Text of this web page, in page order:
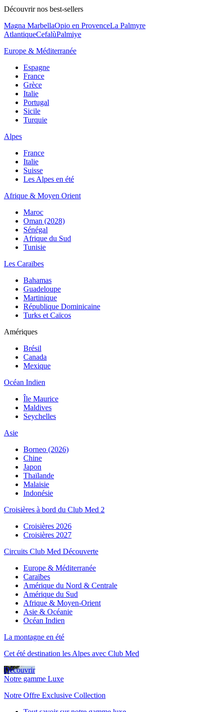
Découvrir nos best-sellers
Magna MarbellaOpio en ProvenceLa Palmyre
AtlantiqueCefalùPalmiye
Europe & Méditerranée
Espagne
France
Grèce
Italie
Portugal
Sicile
Turquie
Alpes
France
Italie
Suisse
Les Alpes en été
Afrique & Moyen Orient
Maroc
Oman (2028)
Sénégal
Afrique du Sud
Tunisie
Les Caraïbes
Bahamas
Guadeloupe
Martinique
République Dominicaine
Turks et Caïcos
Amériques
Brésil
Canada
Mexique
Océan Indien
Île Maurice
Maldives
Seychelles
Asie
Borneo (2026)
Chine
Japon
Thaïlande
Malaisie
Indonésie
Croisières à bord du Club Med 2
Croisières 2026
Croisières 2027
Circuits Club Med Découverte
Europe & Méditerranée
Caraïbes
Amérique du Nord & Centrale
Amérique du Sud
Afrique & Moyen-Orient
Asie & Océanie
Océan Indien
La montagne en été
Cet été destination les Alpes avec Club Med
Découvrir
Notre gamme Luxe
Notre Offre Exclusive Collection